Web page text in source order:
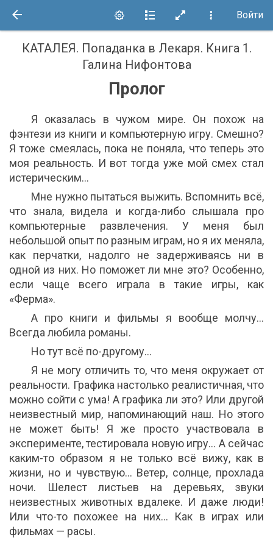
Войти
КАТАЛЕЯ. Попаданка в Лекаря. Книга 1 .
Галина Нифонтова
Пролог
Я оказалась в чужом мире. Он похож на
фэнтези из книги и компьютерную игру. Смешно?
Я тоже смеялась, пока не поняла, что теперь это
моя реальность. И вот тогда уже мой смех стал
истерическим…
Мне нужно пытаться выжить. Вспомнить всё,
что знала, видела и когда-либо слышала про
компьютерные развлечения. У меня был
небольшой опыт по разным играм, но я их меняла,
как перчатки, надолго не задерживаясь ни в
одной из них. Но поможет ли мне это? Особенно,
если чаще всего играла в такие игры, как
«Ферма».
А про книги и фильмы я вообще молчу…
Всегда любила романы.
Но тут всё по-другому…
Я не могу отличить то, что меня окружает от
реальности. Графика настолько реалистичная, что
можно сойти с ума! А графика ли это? Или другой
неизвестный мир, напоминающий наш. Но этого
не может быть! Я же просто участвовала в
эксперименте, тестировала новую игру… А сейчас
каким-то образом я не только всё вижу, как в
жизни, но и чувствую... Ветер, солнце, прохлада
ночи. Шелест листьев на деревьях, звуки
неизвестных животных вдалеке. И даже люди!
Или что-то похожее на них… Как в играх или
фильмах — расы.